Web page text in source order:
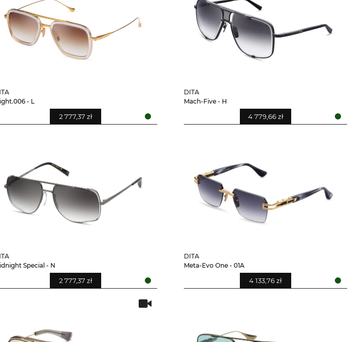
- L
2 777,37 zł
DITA
Mach-Five - H
4 779,66 zł
Special - N
2 777,37 zł
DITA
Meta-Evo One - 01A
4 133,76 zł